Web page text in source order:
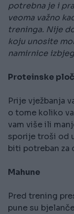
potrebna je i
veoma važno
treninga. Nije
koju unosite
namirnice
Proteinske
Prije vježbanja
o tome koliko
vam više ili
sporije troši od
biti potreban za
Mahune
Pred trening
pune su